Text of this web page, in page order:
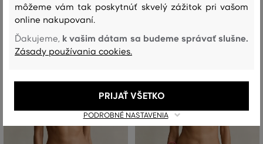
môžeme vám tak poskytnúť skvelý zážitok pri vašom
online nakupovaní.
Ďakujeme, k vašim dátam sa budeme správať slušne.
Zásady používania cookies.
PODROBNÉ NASTAVENIA
PRIJAŤ VŠETKO